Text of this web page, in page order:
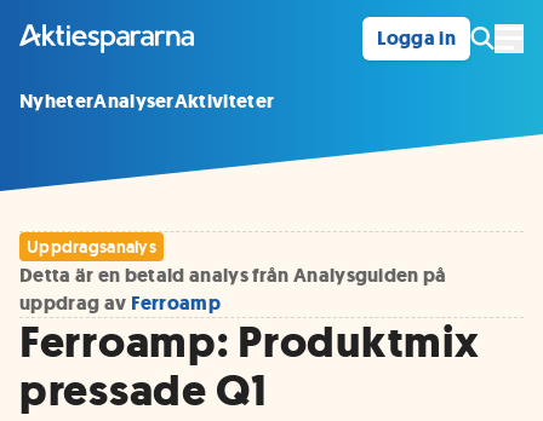
Logga in
NyheterAnalyserAktiviteter
Uppdragsanalys
Detta är en betald analys från Analysguiden på
uppdrag av Ferroamp
Ferroamp: Produktmix
pressade Q1